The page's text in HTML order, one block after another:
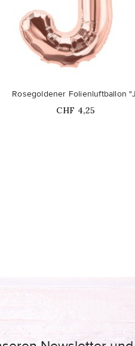
Rosegoldener Folienluftballon
Price
CHF 4,25